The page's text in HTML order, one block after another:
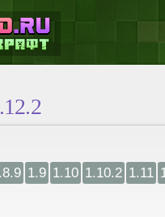
1.9 1.10 1.10.2 1.11